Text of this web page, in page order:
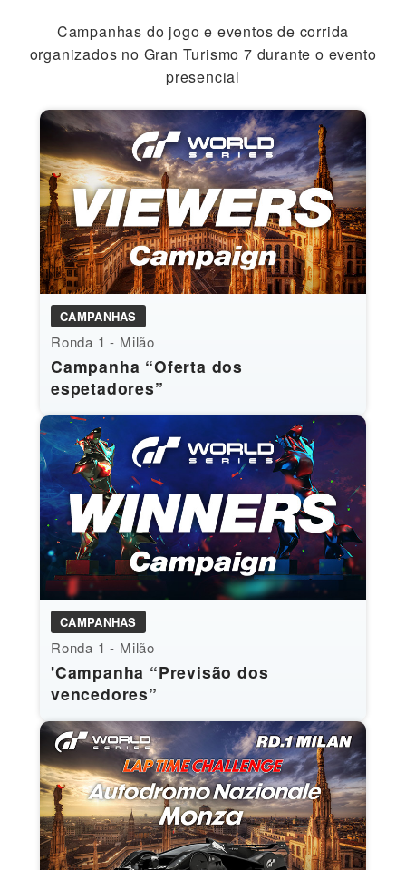
Campanhas do jogo e eventos de corrida
organizados no Gran Turismo 7 durante o evento
presencial
CAMPANHAS
Ronda 1 - Milão
Campanha “Oferta dos
espetadores”
CAMPANHAS
Ronda 1 - Milão
'Campanha “Previsão dos
vencedores”